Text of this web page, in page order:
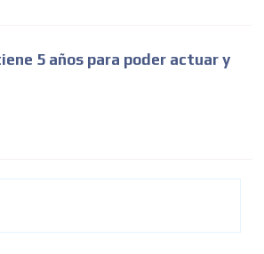
5 años para poder actuar y